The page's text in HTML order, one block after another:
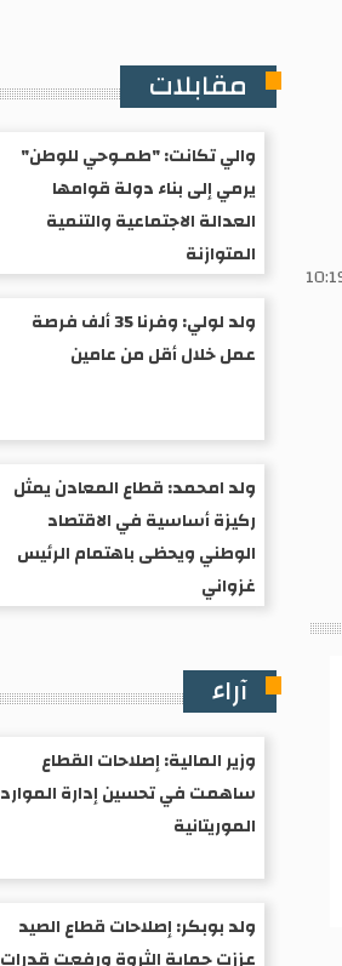
مقابلات
والي تكانت: "طمـوحي للوطن"
يرمي إلى بناء دولة قوامها
العدالة الاجتماعية والتنمية
المتوازنة
ولد لولي: وفرنا 35 ألف فرصة
عمل خلال أقل من عامين
ولد امحمد: قطاع المعادن يمثل
ركيزة أساسية في الاقتصاد
الوطني ويحظى باهتمام الرئيس
غزواني
آراء
وزير المالية: إصلاحات القطاع
ساهمت في تحسين إدارة الموارد
الموريتانية
ولد بوبكر: إصلاحات قطاع الصيد